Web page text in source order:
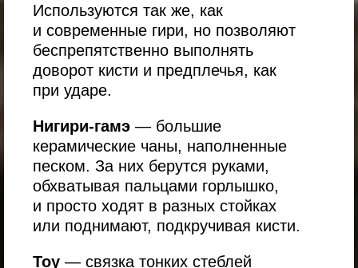
Используются так же, как
и современные гири, но позволяют
беспрепятственно выполнять
доворот кисти и предплечья, как
при ударе.
Нигири-гамэ — большие
керамические чаны, наполненные
песком. За них берутся руками,
обхватывая пальцами горлышко,
и просто ходят в разных стойках
или поднимают, подкручивая кисти.
Тоу — связка тонких стеблей